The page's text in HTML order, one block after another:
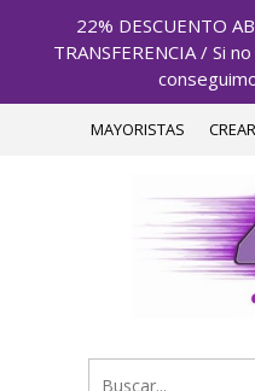
22% DESCUENTO
TRANSFERENCIA / Si
MAYORISTAS